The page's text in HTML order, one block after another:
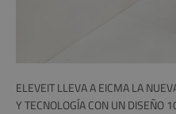
ELEVEIT LLEVA A EICMA LA
Y TECNOLOGÍA CON UN DISEÑO